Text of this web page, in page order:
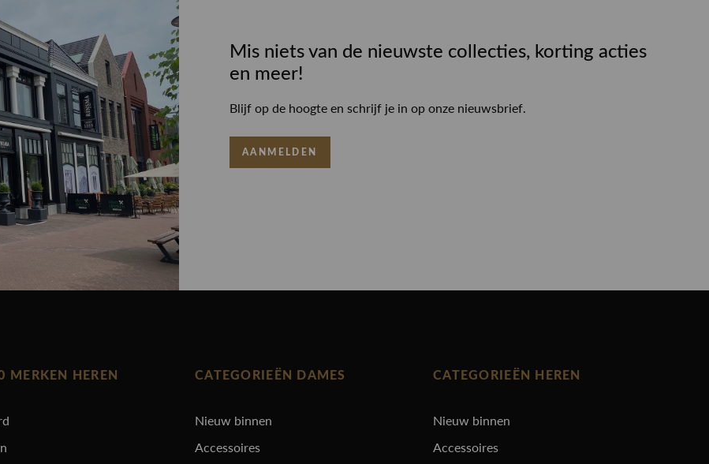
Mis niets van de nieuwste collecties, korting acties
en meer!
Blijf op de hoogte en schrijf je in op onze nieuwsbrief.
AANMELDEN
MERKEN HEREN CATEGORIEËN DAMES
Nieuw binnen
Accessoires
CATEGORIEËN HEREN
Nieuw binnen
Accessoires